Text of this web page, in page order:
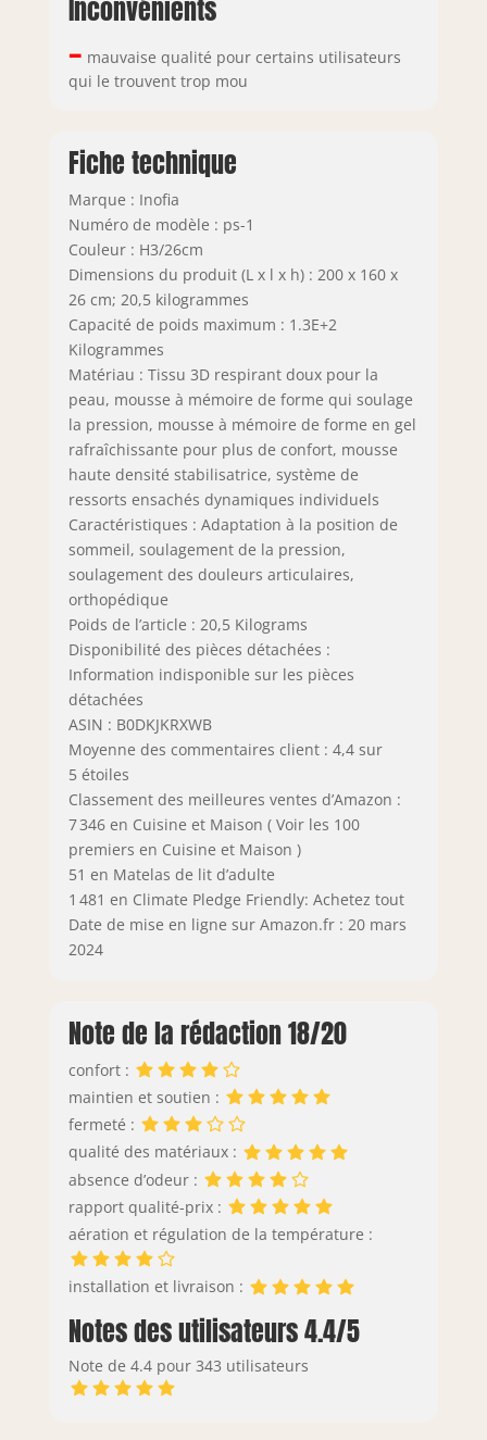
Inconvénients
– mauvaise qualité pour certains utilisateurs
qui le trouvent trop mou
Fiche technique
Marque : Inofia
Numéro de modèle : ps-1
Couleur : H3/26cm
Dimensions du produit (L x l x h) : 200 x 160 x
26 cm; 20,5 kilogrammes
Capacité de poids maximum : 1.3E+2
Kilogrammes
Matériau : Tissu 3D respirant doux pour la
peau, mousse à mémoire de forme qui soulage
la pression, mousse à mémoire de forme en gel
rafraîchissante pour plus de confort, mousse
haute densité stabilisatrice, système de
ressorts ensachés dynamiques individuels
Caractéristiques : Adaptation à la position de
sommeil, soulagement de la pression,
soulagement des douleurs articulaires,
orthopédique
Poids de l’article : 20,5 Kilograms
Disponibilité des pièces détachées :
Information indisponible sur les pièces
détachées
ASIN : B0DKJKRXWB
Moyenne des commentaires client : 4,4 sur
5 étoiles
Classement des meilleures ventes d’Amazon :
7 346 en Cuisine et Maison ( Voir les 100
premiers en Cuisine et Maison )
51 en Matelas de lit d’adulte
1 481 en Climate Pledge Friendly: Achetez tout
Date de mise en ligne sur Amazon.fr : 20 mars
2024
Note de la rédaction 18/20
confort :
maintien et soutien :
fermeté :
qualité des matériaux :
absence d’odeur :
rapport qualité-prix :
aération et régulation de la température :
installation et livraison :
Notes des utilisateurs 4.4/5
Note de 4.4 pour 343 utilisateurs